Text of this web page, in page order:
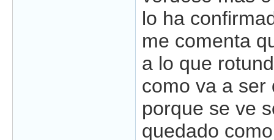
lo ha
me comenta
a lo que
como va a ser
porque se ve
quedado